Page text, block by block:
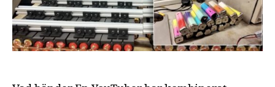
kapacitet
att
driva
ett